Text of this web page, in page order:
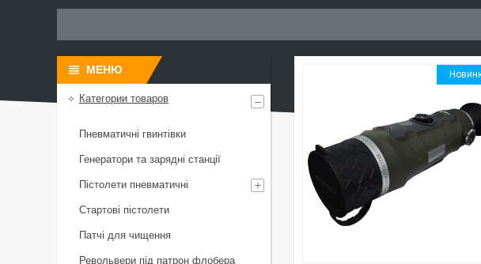
Категории товаров
Пневматичні гвинтівки
Генератори та зарядні станції
Пістолети пневматичні
Стартові пістолети
Патчі для чищення
Револьвери під патрон флобера